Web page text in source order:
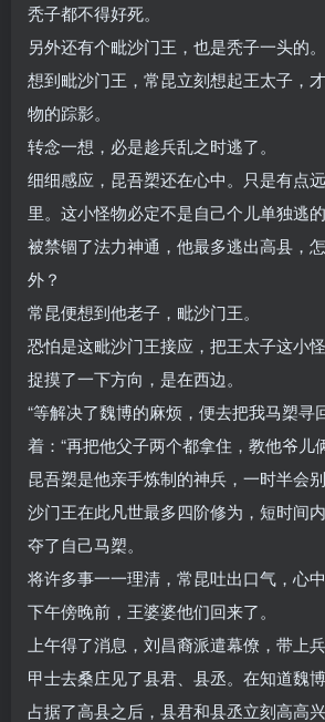
秃子都不得好死。
另外还有个毗沙门王，也是秃子一头的。
想到毗沙门王，常昆立刻想起王太子，
物的踪影。
转念一想，必是趁兵乱之时逃了。
细细感应，昆吾槊还在心中。只是有点
里。这小怪物必定不是自己个儿单独逃
被禁锢了法力神通，他最多逃出高县，
外？
常昆便想到他老子，毗沙门王。
恐怕是这毗沙门王接应，把王太子这小怪
捉摸了一下方向，是在西边。
“等解决了魏博的麻烦，便去把我马槊寻
着：“再把他父子两个都拿住，教他爷儿
昆吾槊是他亲手炼制的神兵，一时半会
沙门王在此凡世最多四阶修为，短时间
夺了自己马槊。
将许多事一一理清，常昆吐出口气，心中
下午傍晚前，王婆婆他们回来了。
上午得了消息，刘昌裔派遣幕僚，带上
甲士去桑庄见了县君、县丞。在知道魏
占据了高县之后，县君和县丞立刻高高兴